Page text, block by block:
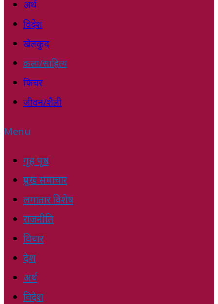
अर्थ
विदेश
खेलकुद
कला/साहित्य
फिचर
जीवन/शैली
Menu
गृह पृष्ठ
प्रमुख समाचार
लगातार विशेष
राजनीति
विचार
देश
अर्थ
विदेश